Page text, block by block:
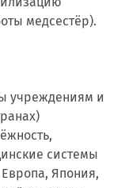
медсестёр).
учреждениям и
системы
Япония,